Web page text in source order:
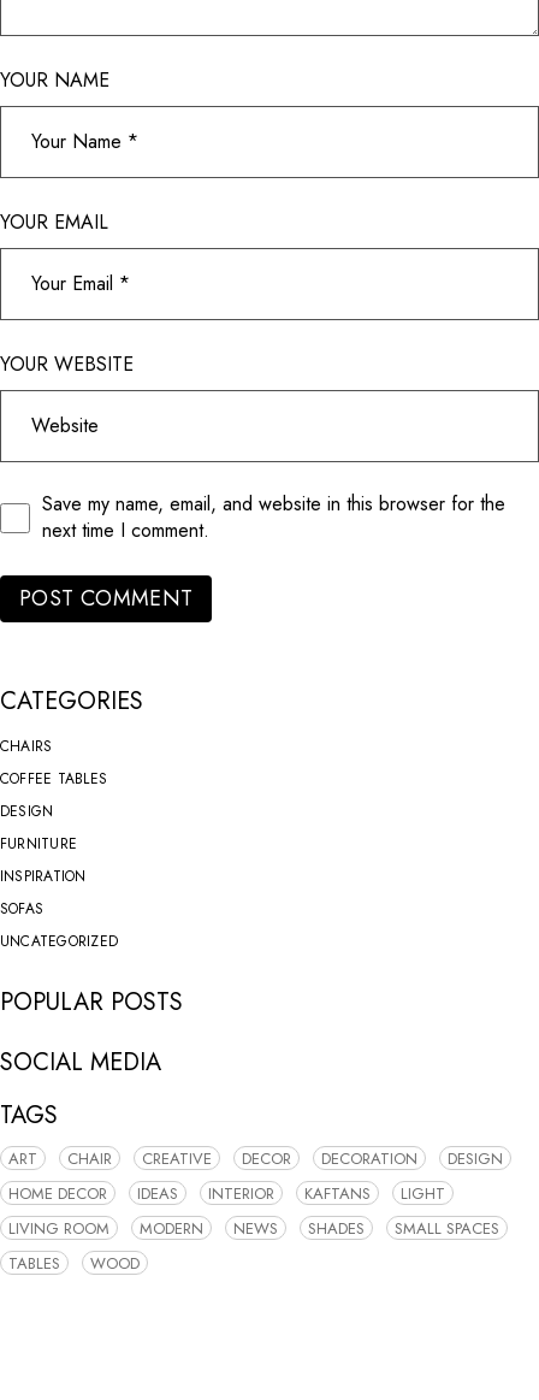
YOUR NAME
YOUR EMAIL
YOUR WEBSITE
Save my name, email, and website in this browser for the
next time I comment.
POST COMMENT
CATEGORIES
CHAIRS
COFFEE TABLES
DESIGN
FURNITURE
INSPIRATION
SOFAS
UNCATEGORIZED
POPULAR POSTS
SOCIAL MEDIA
TAGS
ART CHAIR CREATIVE DECOR DECORATION
DESIGN
HOME DECOR
IDEAS INTERIOR KAFTANS
LIGHT
LIVING ROOM
MODERN NEWS SHADES
SMALL SPACES
TABLES
WOOD